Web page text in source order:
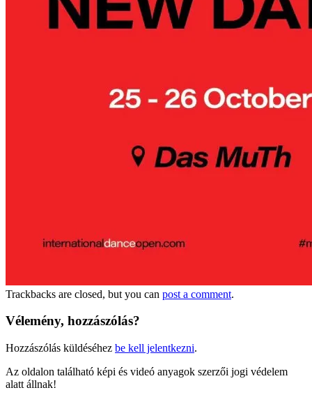
Trackbacks are closed, but you can post a comment.
Vélemény, hozzászólás?
Hozzászólás küldéséhez be kell jelentkezni.
Az oldalon található képi és videó anyagok szerzői jogi védelem
alatt állnak!